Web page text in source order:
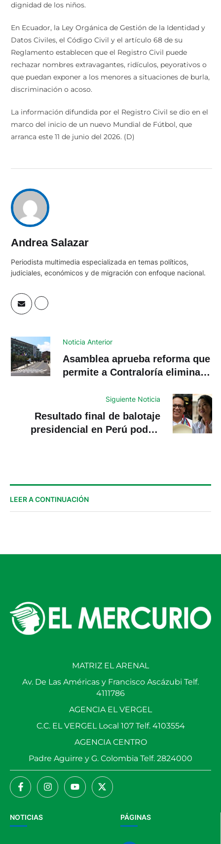
dignidad de los niños.
En Ecuador, la Ley Orgánica de Gestión de la Identidad y
Datos Civiles, el Código Civil y el artículo 68 de su
Reglamento establecen que el Registro Civil puede
rechazar nombres extravagantes, ridículos, peyorativos o
que puedan exponer a los menores a situaciones de burla,
discriminación o acoso.
La información difundida por el Registro Civil se dio en el
marco del inicio de un nuevo Mundial de Fútbol, que
arranca este 11 de junio del 2026. (D)
Andrea Salazar
Periodista multimedia especializada en temas políticos,
judiciales, económicos y de migración con enfoque nacional.
Noticia Anterior
Asamblea aprueba reforma que
permite a Contraloría eliminar
Siguiente Noticia
Resultado final de balotaje
presidencial en Perú podría
LEER A CONTINUACIÓN
PÁGINAS
NOTICIAS
MATRIZ EL ARENAL
Av. De Las Américas y Francisco Ascázubi Telf.
4111786
AGENCIA EL VERGEL
C.C. EL VERGEL Local 107 Telf. 4103554
AGENCIA CENTRO
Padre Aguirre y G. Colombia Telf. 2824000